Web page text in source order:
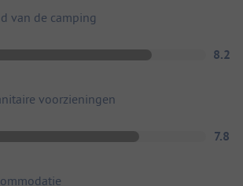
van de camping
8.2
voorzieningen
7.8